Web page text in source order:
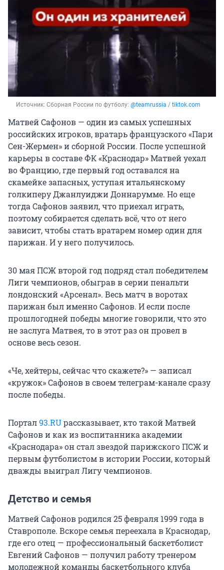
Источник: Сборная России по футболу: @teamrussia / tiktok.com
Матвей Сафонов — один из самых успешных
российских игроков, вратарь французского «Пари
Сен-Жермен» и сборной России. После успешной
карьеры в составе ФК «Краснодар» Матвей уехал
во Францию, где первый год оставался на
скамейке запасных, уступая итальянскому
голкиперу Джанлуиджи Доннарумме. Но еще
тогда Сафонов заявил, что приехал играть,
поэтому собирается сделать всё, что от него
зависит, чтобы стать вратарем номер один для
парижан. И у него получилось.
30 мая ПСЖ второй год подряд стал победителем
Лиги чемпионов, обыграв в серии пенальти
лондонский «Арсенал». Весь матч в воротах
парижан был именно Сафонов. И если после
прошлогодней победы многие говорили, что это
не заслуга Матвея, то в этот раз он провел в
основе весь сезон.
«Че, хейтеры, сейчас что скажете?» — записал
«кружок» Сафонов в своем телеграм-канале сразу
после победы.
Портал93.RUрассказывает, кто такой Матвей
Сафонов и как из воспитанника академии
«Краснодара» он стал звездой парижского ПСЖ и
первым футболистом в истории России, который
дважды выиграл Лигу чемпионов.
Детство и семья
Матвей Сафонов родился 25 февраля 1999 года в
Ставрополе. Вскоре семья переехала в Краснодар,
где его отец — профессиональный баскетболист
Евгений Сафонов — получил работу тренером
молодежной команды баскетбольного клуба